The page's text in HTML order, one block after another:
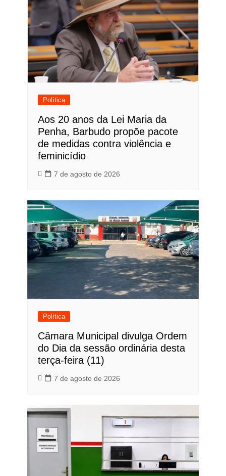
Política
Aos 20 anos da Lei Maria da
Penha, Barbudo propõe pacote
de medidas contra violência e
feminicídio
7 de agosto de 2026
Política
Câmara Municipal divulga Ordem
do Dia da sessão ordinária desta
terça-feira (11)
7 de agosto de 2026